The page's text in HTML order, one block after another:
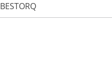
BESTORQ